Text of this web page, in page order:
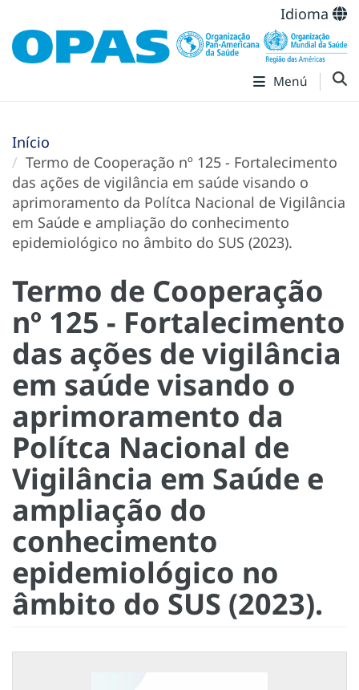
Idioma
Menú
Início
Termo de Cooperação nº 125 - Fortalecimento
das ações de vigilância em saúde visando o
aprimoramento da Polítca Nacional de Vigilância
em Saúde e ampliação do conhecimento
epidemiológico no âmbito do SUS (2023).
Termo de Cooperação
nº 125 - Fortalecimento
das ações de vigilância
em saúde visando o
aprimoramento da
Polítca Nacional de
Vigilância em Saúde e
ampliação do
conhecimento
epidemiológico no
âmbito do SUS (2023).